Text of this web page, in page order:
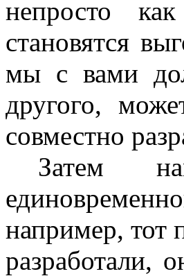
непросто
становятся
мы с вами
другого,
совместно
Затем
например, тот
разработали,